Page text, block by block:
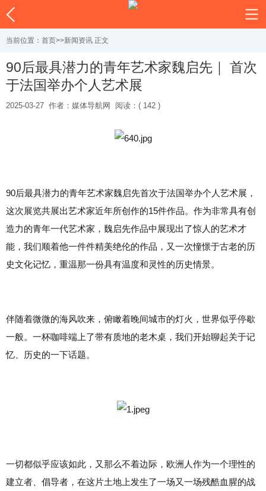
当前位置： 首页>>新闻资讯 正文
90后最具潜力的青年艺术家魏启先｜ 首次
于法国举办个人艺术展
2025-03-27 作者：媒体导航网 阅读：( 142 )
90后最具潜力的青年艺术家魏启先首次于法国举办个人艺术展，
这次展览共展出艺术家近年所创作的15件作品。作为非常具有创
造力的青年一代艺术家，魏启先作品中展现出了惊人的艺术才
能，我们顺着他一件件精美绝伦的作品，又一次憧憬于古老的历
史文化记忆，重温那一份具有温度和灵性的历史情景。
伴随着微微的海风吹来，俯瞰着晚间城市的灯火，世界似乎停歇
一般。一杯咖啡端上了带有质地的老木桌，我们开始聊起关于记
忆、历史的一下话题。
一切都似乎应该如此，又那么不着边际，欧洲人作为一个理性的
建立者、倡导者，在这片土地上发生了一场又一场残酷血腥的战